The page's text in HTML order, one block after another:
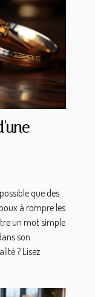
que des
à rompre les
un mot simple
son
? Lisez